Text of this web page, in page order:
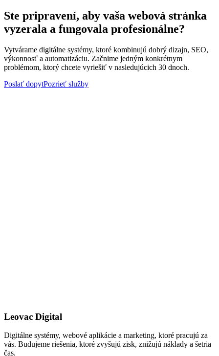
Ste pripravení, aby vaša webová stránka
vyzerala a fungovala profesionálne?
Vytvárame digitálne systémy, ktoré kombinujú dobrý dizajn, SEO,
výkonnosť a automatizáciu. Začnime jedným konkrétnym
problémom, ktorý chcete vyriešiť v nasledujúcich 30 dnoch.
Poslať dopytPozrieť služby
Leovac Digital
Digitálne systémy, webové aplikácie a marketing, ktoré pracujú za
vás. Budujeme riešenia, ktoré zvyšujú zisk, znižujú náklady a šetria
čas.